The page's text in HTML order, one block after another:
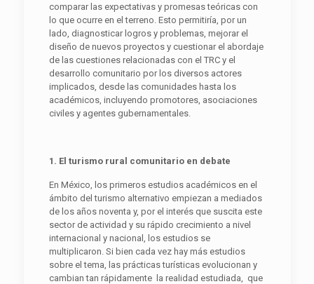
comparar las expectativas y promesas teóricas con
lo que ocurre en el terreno. Esto permitiría, por un
lado, diagnosticar logros y problemas, mejorar el
diseño de nuevos proyectos y cuestionar el abordaje
de las cuestiones relacionadas con el TRC y el
desarrollo comunitario por los diversos actores
implicados, desde las comunidades hasta los
académicos, incluyendo promotores, asociaciones
civiles y agentes gubernamentales.
1 . El turismo rural comunitario en debate
En México, los primeros estudios académicos en el
ámbito del turismo alternativo empiezan a mediados
de los años noventa y, por el interés que suscita este
sector de actividad y su rápido crecimiento a nivel
internacional y nacional, los estudios se
multiplicaron. Si bien cada vez hay más estudios
sobre el tema, las prácticas turísticas evolucionan y
cambian tan rápidamente la realidad estudiada, que